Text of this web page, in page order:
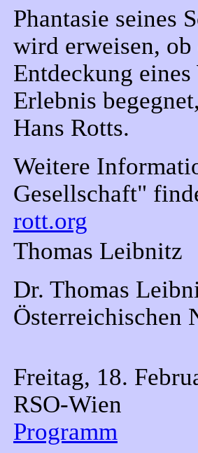
Phantasie seines
wird erweisen,
Entdeckung
Erlebnis
Hans Rotts.
Weitere
Gesellschaft"
rott.org
Thomas Leibnitz
Dr. Thomas
Österreichischen
Freitag, 18.
RSO-Wien
Programm